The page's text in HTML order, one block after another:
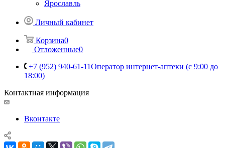
Ярославль
Личный кабинет
Корзина0
Отложенные0
+7 (952) 940-61-11Оператор интернет-аптеки (с 9:00 до
18:00)
Контактная информация
Вконтакте